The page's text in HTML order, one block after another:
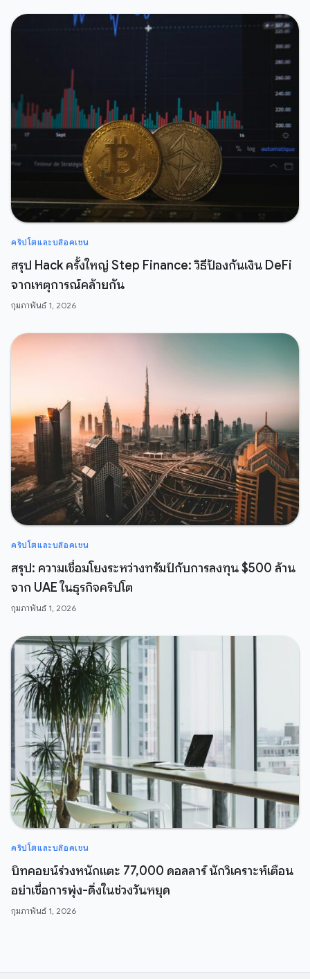
คริปโตและบล๊อคเชน
สรุป Hack ครั้งใหญ่ Step Finance: วิธีป้องกันเงิน DeFi
จากเหตุการณ์คล้ายกัน
กุมภาพันธ์ 1, 2026
คริปโตและบล๊อคเชน
สรุป: ความเชื่อมโยงระหว่างทรัมป์กับการลงทุน $500 ล้าน
จาก UAE ในธุรกิจคริปโต
กุมภาพันธ์ 1, 2026
คริปโตและบล๊อคเชน
บิทคอยน์ร่วงหนักแตะ 77,000 ดอลลาร์ นักวิเคราะห์เตือน
อย่าเชื่อการพุ่ง-ดิ่งในช่วงวันหยุด
กุมภาพันธ์ 1, 2026